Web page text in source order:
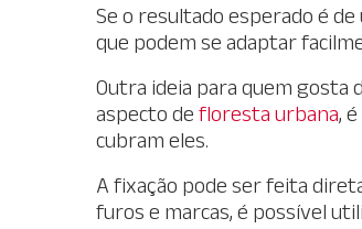
Se o resultado esperado é
que podem se adaptar
Outra ideia para quem gosta
aspecto de floresta urbana,
cubram eles.
A fixação pode ser feita
furos e marcas, é possível